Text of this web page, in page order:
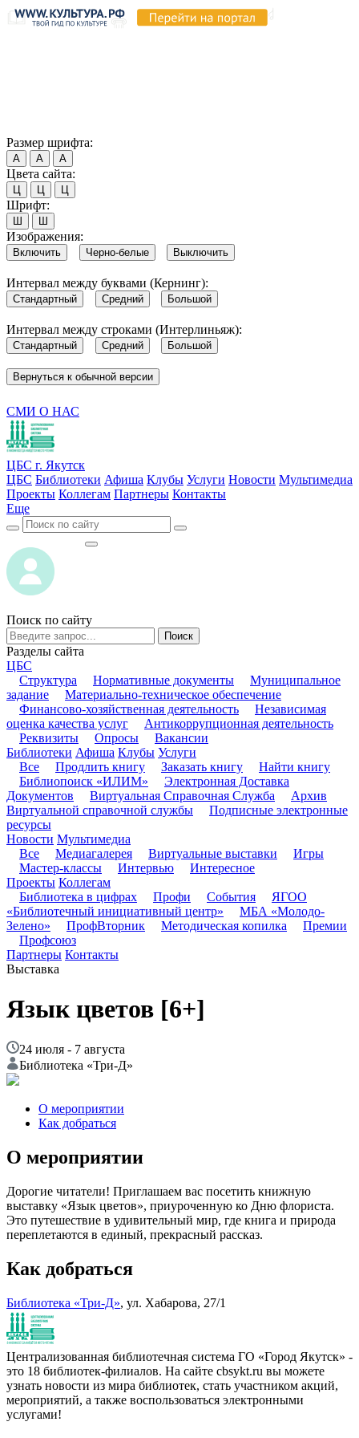
Размер шрифта:
А А А
Цвета сайта:
Ц Ц Ц
Шрифт:
Ш Ш
Изображения:
Включить Черно-белые Выключить
Интервал между буквами (Кернинг):
Стандартный Средний Большой
Интервал между строками (Интерлиньяж):
Стандартный Средний Большой
Вернуться к обычной версии
СМИ О НАС
ЦБС г. Якутск
ЦБС Библиотеки Афиша Клубы Услуги Новости Мультимедиа
Проекты Коллегам Партнеры Контакты
Еще
Поиск по сайту
Поиск
Разделы сайта
ЦБС
Структура
Нормативные документы
Муниципальное
задание
Материально-техническое обеспечение
Финансово-хозяйственная деятельность
Независимая
оценка качества услуг
Антикоррупционная деятельность
Реквизиты
Опросы
Вакансии
Библиотеки Афиша Клубы Услуги
Все
Продлить книгу Заказать книгу
Найти книгу
Библиопоиск «ИЛИМ»
Электронная Доставка
Документов
Виртуальная Справочная Служба
Архив
Виртуальной справочной службы
Подписные электронные
ресурсы
Новости Мультимедиа
Все
Медиагалерея Виртуальные выставки
Игры
Мастер-классы
Интервью
Интересное
Проекты Коллегам
Библиотека в цифрах
Профи События
ЯГОО
«Библиотечный инициативный центр»
МБА «Молодо-
Зелено»
ПрофВторник Методическая копилка
Премии
Профсоюз
Партнеры Контакты
Выставка
Язык цветов [6+]
24 июля - 7 августа
Библиотека «Три-Д»
О мероприятии
Как добраться
О мероприятии
Дорогие читатели! Приглашаем вас посетить книжную
выставку «Язык цветов», приуроченную ко Дню флориста.
Это путешествие в удивительный мир, где книга и природа
переплетаются в единый, прекрасный рассказ.
Как добраться
Библиотека «Три-Д», ул. Хабарова, 27/1
Централизованная библиотечная система ГО «Город Якутск» -
это 18 библиотек-филиалов. На сайте cbsykt.ru вы можете
узнать новости из мира библиотек, стать участником акций,
мероприятий, а также воспользоваться электронными
услугами!